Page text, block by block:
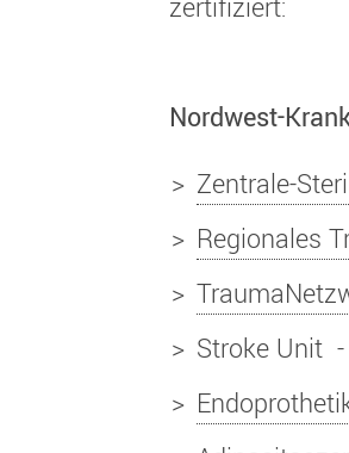
zertifiziert:
Nordwest-
Zentrale-
Regionales
Stroke Unit -